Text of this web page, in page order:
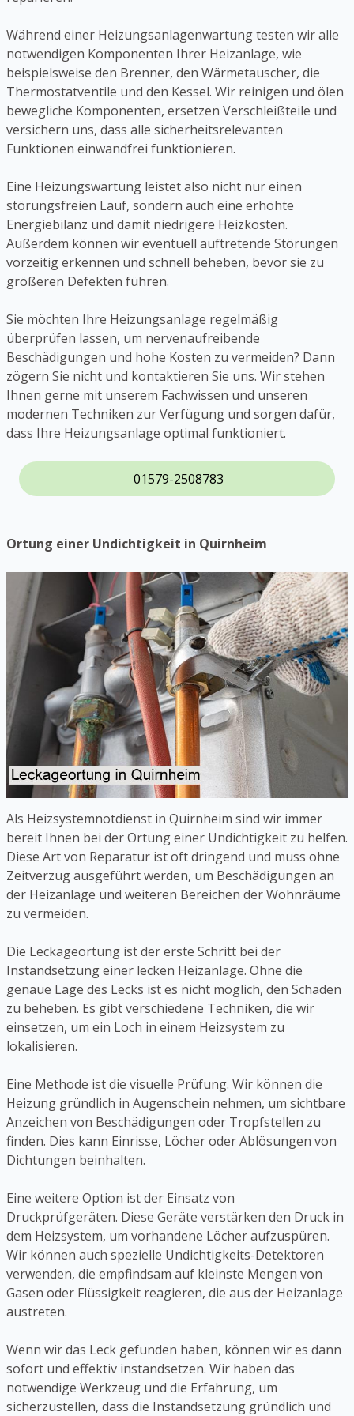
Während einer Heizungsanlagenwartung testen wir alle
notwendigen Komponenten Ihrer Heizanlage, wie
beispielsweise den Brenner, den Wärmetauscher, die
Thermostatventile und den Kessel. Wir reinigen und ölen
bewegliche Komponenten, ersetzen Verschleißteile und
versichern uns, dass alle sicherheitsrelevanten
Funktionen einwandfrei funktionieren.
Eine Heizungswartung leistet also nicht nur einen
störungsfreien Lauf, sondern auch eine erhöhte
Energiebilanz und damit niedrigere Heizkosten.
Außerdem können wir eventuell auftretende Störungen
vorzeitig erkennen und schnell beheben, bevor sie zu
größeren Defekten führen.
Sie möchten Ihre Heizungsanlage regelmäßig
überprüfen lassen, um nervenaufreibende
Beschädigungen und hohe Kosten zu vermeiden? Dann
zögern Sie nicht und kontaktieren Sie uns. Wir stehen
Ihnen gerne mit unserem Fachwissen und unseren
modernen Techniken zur Verfügung und sorgen dafür,
dass Ihre Heizungsanlage optimal funktioniert.
01579-2508783
Ortung einer Undichtigkeit in Quirnheim
Als Heizsystemnotdienst in Quirnheim sind wir immer
bereit Ihnen bei der Ortung einer Undichtigkeit zu helfen.
Diese Art von Reparatur ist oft dringend und muss ohne
Zeitverzug ausgeführt werden, um Beschädigungen an
der Heizanlage und weiteren Bereichen der Wohnräume
zu vermeiden.
Die Leckageortung ist der erste Schritt bei der
Instandsetzung einer lecken Heizanlage. Ohne die
genaue Lage des Lecks ist es nicht möglich, den Schaden
zu beheben. Es gibt verschiedene Techniken, die wir
einsetzen, um ein Loch in einem Heizsystem zu
lokalisieren.
Eine Methode ist die visuelle Prüfung. Wir können die
Heizung gründlich in Augenschein nehmen, um sichtbare
Anzeichen von Beschädigungen oder Tropfstellen zu
finden. Dies kann Einrisse, Löcher oder Ablösungen von
Dichtungen beinhalten.
Eine weitere Option ist der Einsatz von
Druckprüfgeräten. Diese Geräte verstärken den Druck in
dem Heizsystem, um vorhandene Löcher aufzuspüren.
Wir können auch spezielle Undichtigkeits-Detektoren
verwenden, die empfindsam auf kleinste Mengen von
Gasen oder Flüssigkeit reagieren, die aus der Heizanlage
austreten.
Wenn wir das Leck gefunden haben, können wir es dann
sofort und effektiv instandsetzen. Wir haben das
notwendige Werkzeug und die Erfahrung, um
sicherzustellen, dass die Instandsetzung gründlich und